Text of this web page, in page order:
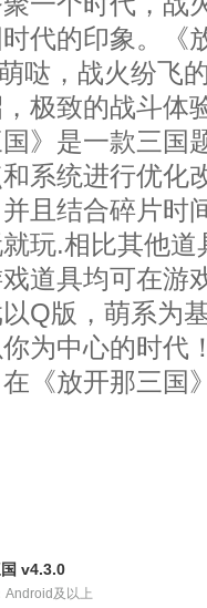
代的印象。《
哒，战火纷飞
极致的战斗体
国》是一款三
系统进行优化
且结合碎片时
玩.相比其他
道具均可在游
Q版，萌系为
为中心的时代
《放开那三国
v4.3.0
Android及以上